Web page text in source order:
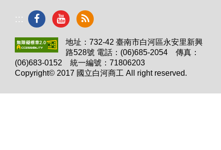
:::
地址：732-42 臺南市白河區永安里新興
路528號 電話：(06)685-2054 傳真：
(06)683-0152 統一編號：71806203
Copyright© 2017 國立白河商工 All right reserved.